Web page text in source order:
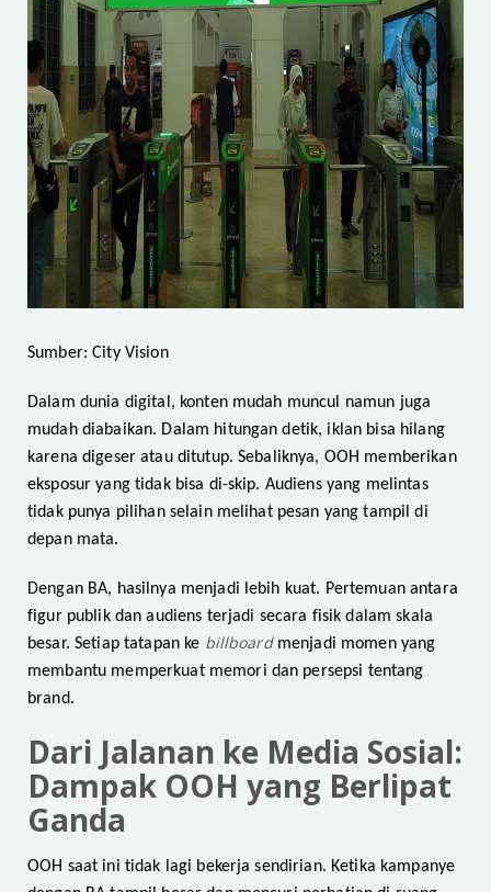
Sumber: City Vision
Dalam dunia digital, konten mudah muncul namun juga
mudah diabaikan. Dalam hitungan detik, iklan bisa hilang
karena digeser atau ditutup. Sebaliknya, OOH memberikan
eksposur yang tidak bisa di-skip. Audiens yang melintas
tidak punya pilihan selain melihat pesan yang tampil di
depan mata.
Dengan BA, hasilnya menjadi lebih kuat. Pertemuan antara
figur publik dan audiens terjadi secara fisik dalam skala
besar. Setiap tatapan ke billboardmenjadi momen yang
membantu memperkuat memori dan persepsi tentang
brand.
Dari Jalanan ke Media Sosial:
Dampak OOH yang Berlipat
Ganda
OOH saat ini tidak lagi bekerja sendirian. Ketika kampanye